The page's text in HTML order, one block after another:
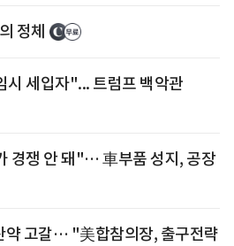
정체
시 세입자"... 트럼프 백악관
경쟁 안 돼"… 車부품 성지, 공장
약 고갈… "美합참의장, 출구전략